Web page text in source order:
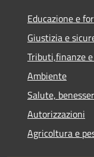
Educazione e
Giustizia e
Tributi,finanze
Ambiente
Salute,
Autorizzazioni
Agricoltura e